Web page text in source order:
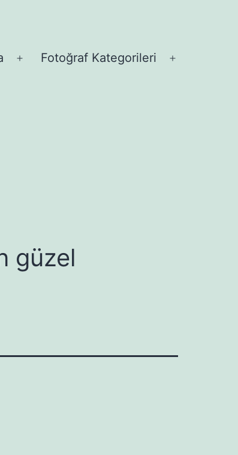
Menüyü
Fotoğraf Kategorileri
güzel